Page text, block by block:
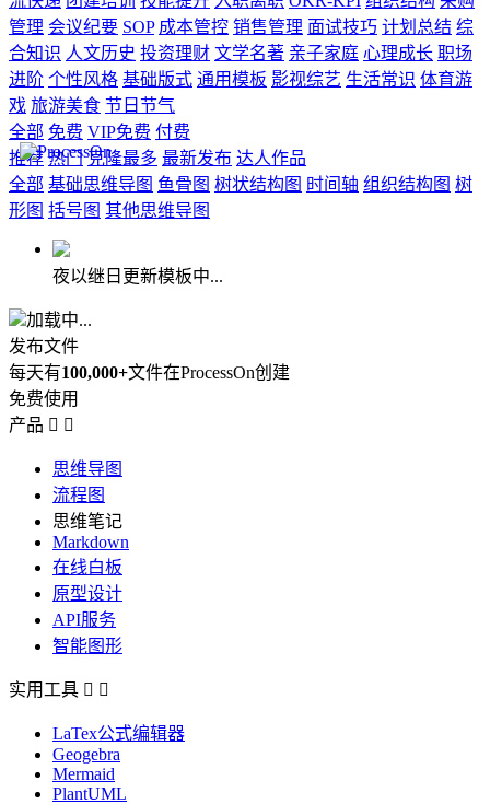
管理 会议纪要 SOP 成本管控 销售管理 面试技巧 计划总结 综
合知识 人文历史 投资理财 文学名著 亲子家庭 心理成长 职场
进阶 个性风格 基础版式 通用模板 影视综艺 生活常识 体育游
戏 旅游美食 节日节气
全部 免费 VIP免费 付费
推荐 热门 克隆最多 最新发布 达人作品
全部 基础思维导图 鱼骨图 树状结构图 时间轴 组织结构图 树
形图 括号图 其他思维导图
夜以继日更新模板中...
加载中...
发布文件
每天有100,000+文件在ProcessOn创建
免费使用
产品  
思维导图
流程图
思维笔记
Markdown
在线白板
原型设计
API服务
智能图形
实用工具  
LaTex公式编辑器
Geogebra
Mermaid
PlantUML